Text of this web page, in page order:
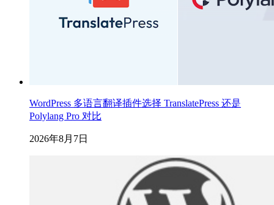
WordPress 多语言翻译插件选择 TranslatePress 还是
Polylang Pro 对比
2026年8月7日